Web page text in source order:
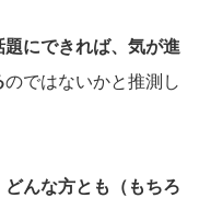
にできれば、気が進
のではないかと推測し
どんな方とも（もちろ